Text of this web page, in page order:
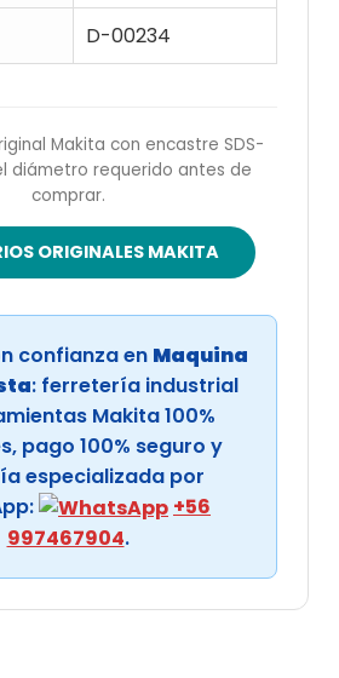
D-00234
Makita con encastre SDS-
diámetro requerido antes de
comprar.
ORIGINALES MAKITA
confianza en Maquina
: ferretería industrial
Makita 100%
pago 100% seguro y
especializada por
+56
997467904.